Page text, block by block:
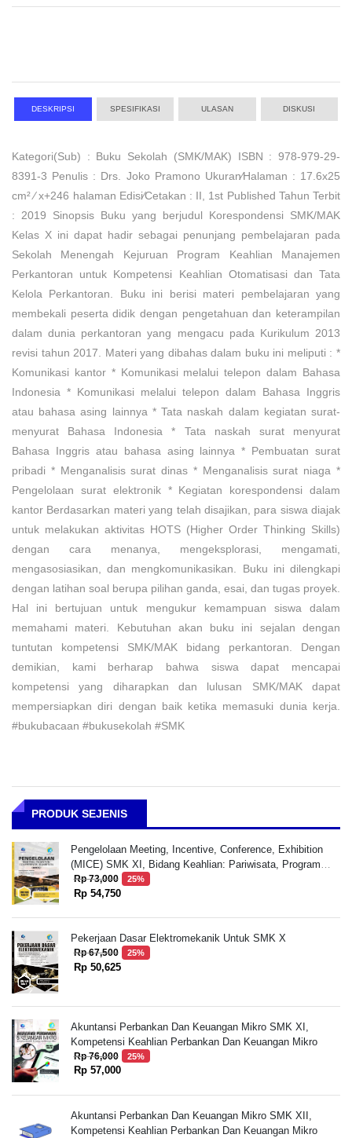
DESKRIPSI SPESIFIKASI ULASAN DISKUSI
Kategori(Sub) : Buku Sekolah (SMK/MAK) ISBN : 978-979-29-
8391-3 Penulis : Drs. Joko Pramono Ukuran⁄Halaman : 17.6x25
cm² ⁄ x+246 halaman Edisi⁄Cetakan : II, 1st Published Tahun Terbit
: 2019 Sinopsis Buku yang berjudul Korespondensi SMK/MAK
Kelas X ini dapat hadir sebagai penunjang pembelajaran pada
Sekolah Menengah Kejuruan Program Keahlian Manajemen
Perkantoran untuk Kompetensi Keahlian Otomatisasi dan Tata
Kelola Perkantoran. Buku ini berisi materi pembelajaran yang
membekali peserta didik dengan pengetahuan dan keterampilan
dalam dunia perkantoran yang mengacu pada Kurikulum 2013
revisi tahun 2017. Materi yang dibahas dalam buku ini meliputi : *
Komunikasi kantor * Komunikasi melalui telepon dalam Bahasa
Indonesia * Komunikasi melalui telepon dalam Bahasa Inggris
atau bahasa asing lainnya * Tata naskah dalam kegiatan surat-
menyurat Bahasa Indonesia * Tata naskah surat menyurat
Bahasa Inggris atau bahasa asing lainnya * Pembuatan surat
pribadi * Menganalisis surat dinas * Menganalisis surat niaga *
Pengelolaan surat elektronik * Kegiatan korespondensi dalam
kantor Berdasarkan materi yang telah disajikan, para siswa diajak
untuk melakukan aktivitas HOTS (Higher Order Thinking Skills)
dengan cara menanya, mengeksplorasi, mengamati,
mengasosiasikan, dan mengkomunikasikan. Buku ini dilengkapi
dengan latihan soal berupa pilihan ganda, esai, dan tugas proyek.
Hal ini bertujuan untuk mengukur kemampuan siswa dalam
memahami materi. Kebutuhan akan buku ini sejalan dengan
tuntutan kompetensi SMK/MAK bidang perkantoran. Dengan
demikian, kami berharap bahwa siswa dapat mencapai
kompetensi yang diharapkan dan lulusan SMK/MAK dapat
mempersiapkan diri dengan baik ketika memasuki dunia kerja.
#bukubacaan #bukusekolah #SMK
PRODUK SEJENIS
Pengelolaan Meeting, Incentive, Conference, Exhibition
(MICE) SMK XI, Bidang Keahlian: Pariwisata, Program
Keahlian: Perhotelan dan Jasa Pariwisata, Kompetensi
Keahlian: Usaha Perjalanan Wisata
Rp 73,000 25%
Rp 54,750
Pekerjaan Dasar Elektromekanik Untuk SMK X
Rp 67,500 25%
Rp 50,625
Akuntansi Perbankan Dan Keuangan Mikro SMK XI,
Kompetensi Keahlian Perbankan Dan Keuangan Mikro
Rp 76,000 25%
Rp 57,000
Akuntansi Perbankan Dan Keuangan Mikro SMK XII,
Kompetensi Keahlian Perbankan Dan Keuangan Mikro